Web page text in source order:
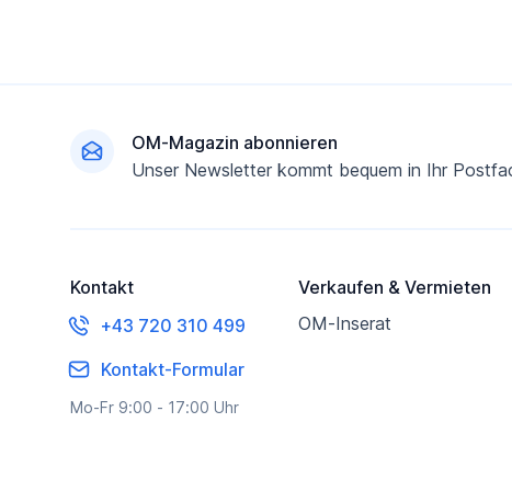
OM-Magazin abonnieren
Unser Newsletter kommt bequem in Ihr
Kontakt
+43 720 310 499
Kontakt-Formular
Mo-Fr 9:00 - 17:00 Uhr
Verkaufen & Vermieten
OM-Inserat